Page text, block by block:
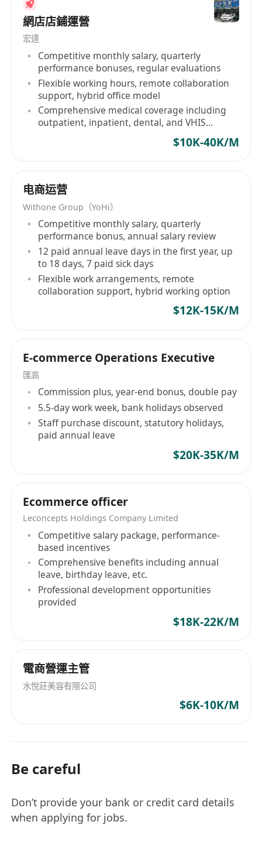
假期及病假。
彈性工時安排，配合員工生活節奏；另設休閒及
運動設施，促進身心健康與團隊凝聚力。
網店店鋪運營
宏達
Competitive monthly salary, quarterly
performance bonuses, regular evaluations
Flexible working hours, remote collaboration
support, hybrid office model
Comprehensive medical coverage including
outpatient, inpatient, dental, and VHIS
$10K-40K/M
电商运营
Withone Group（YoHi）
Competitive monthly salary, quarterly
performance bonus, annual salary review
12 paid annual leave days in the first year, up
to 18 days, 7 paid sick days
Flexible work arrangements, remote
collaboration support, hybrid working option
$12K-15K/M
E-commerce Operations Executive
匯高
Commission plus, year-end bonus, double pay
5.5-day work week, bank holidays observed
Staff purchase discount, statutory holidays,
paid annual leave
$20K-35K/M
Ecommerce officer
Leconcepts Holdings Company Limited
Competitive salary package, performance-
based incentives
Comprehensive benefits including annual
leave, birthday leave, etc.
Professional development opportunities
provided
$18K-22K/M
電商營運主管
水悅莊美容有限公司
$6K-10K/M
Be careful
Don’t provide your bank or credit card details
when applying for jobs.